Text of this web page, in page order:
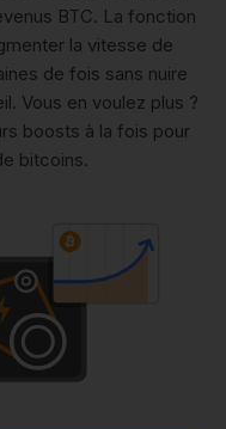
BTC. La fonction
la vitesse de
de fois sans nuire
Vous en voulez plus ?
boosts à la fois pour
bitcoins.